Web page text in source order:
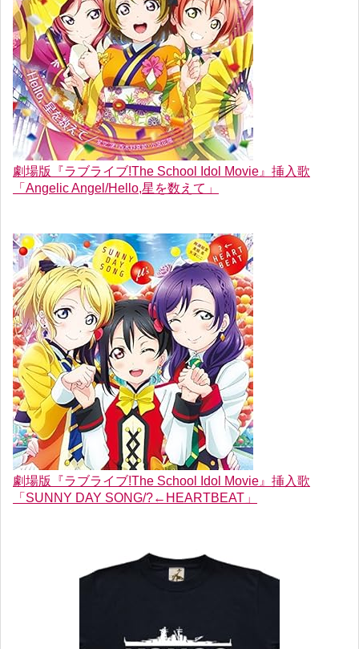
劇場版『ラブライブ!The School Idol Movie』挿入歌
「Angelic Angel/Hello,星を数えて」
劇場版『ラブライブ!The School Idol Movie』挿入歌
「SUNNY DAY SONG/?←HEARTBEAT」